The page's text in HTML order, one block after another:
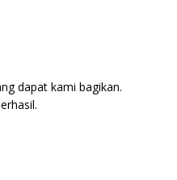
dapat kami bagikan.